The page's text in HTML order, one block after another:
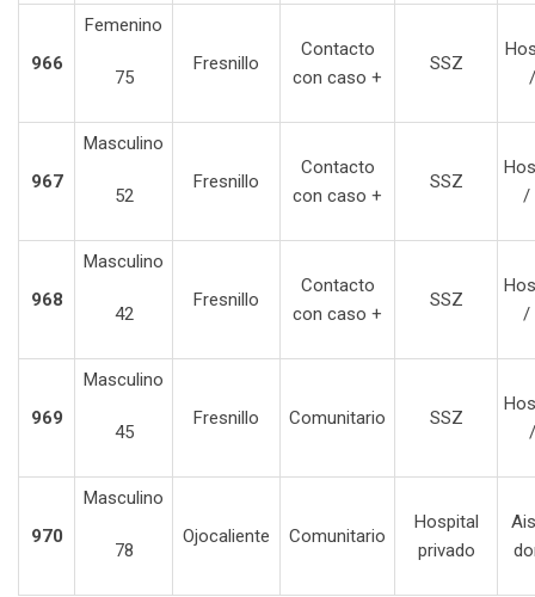
966
Femenino
75
Fresnillo
Contacto
con caso +
SSZ
967
Masculino
52
Fresnillo
Contacto
con caso +
SSZ
/
968
Masculino
42
Fresnillo
Contacto
con caso +
SSZ
/
969
Masculino
45
Fresnillo Comunitario SSZ
970
Masculino
78
Ojocaliente Comunitario
Hospital
privado